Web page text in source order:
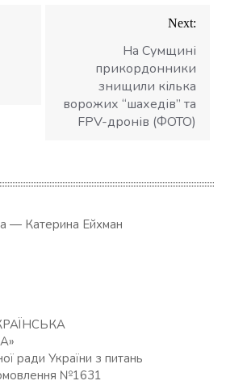
Next:
На Сумщині
прикордонники
знищили кілька
ворожих “шахедів” та
FPV-дронів (ФОТО)
— Катерина Ейхман
ради України з питань
№1631